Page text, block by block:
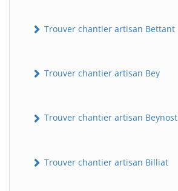
Trouver chantier artisan Bettant
Trouver chantier artisan Bey
Trouver chantier artisan Beynost
Trouver chantier artisan Billiat